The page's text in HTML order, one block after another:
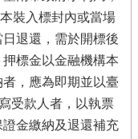
裝入標封內或當場
退還，需於開標後
標金以金融機構本
，應為即期並以臺
受款人者，以執票
金繳納及退還補充